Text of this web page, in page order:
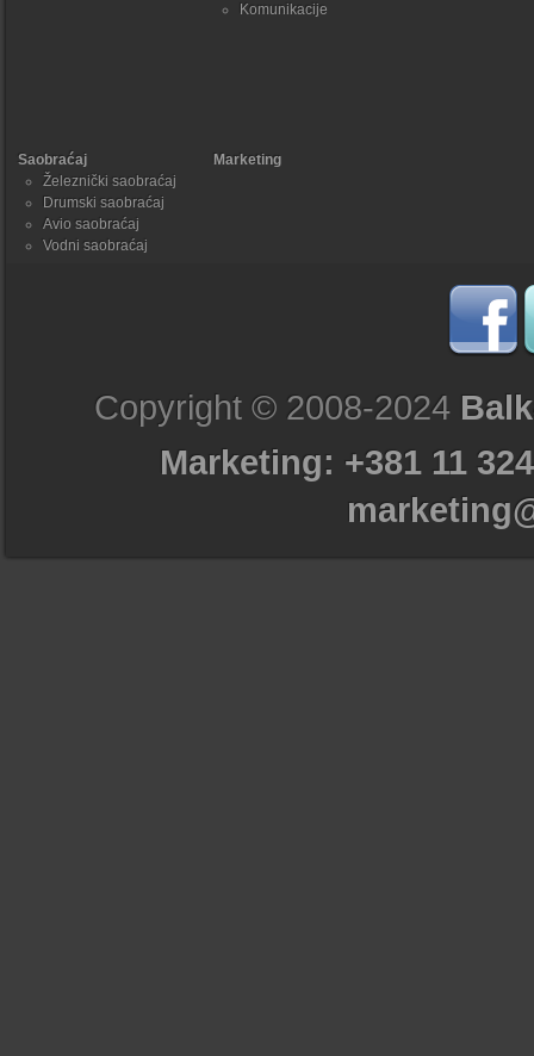
Komunikacije
Saobraćaj
Železnički saobraćaj
Drumski saobraćaj
Avio saobraćaj
Vodni saobraćaj
Marketing
Copyright © 2008-2024
Marketing: +381 11